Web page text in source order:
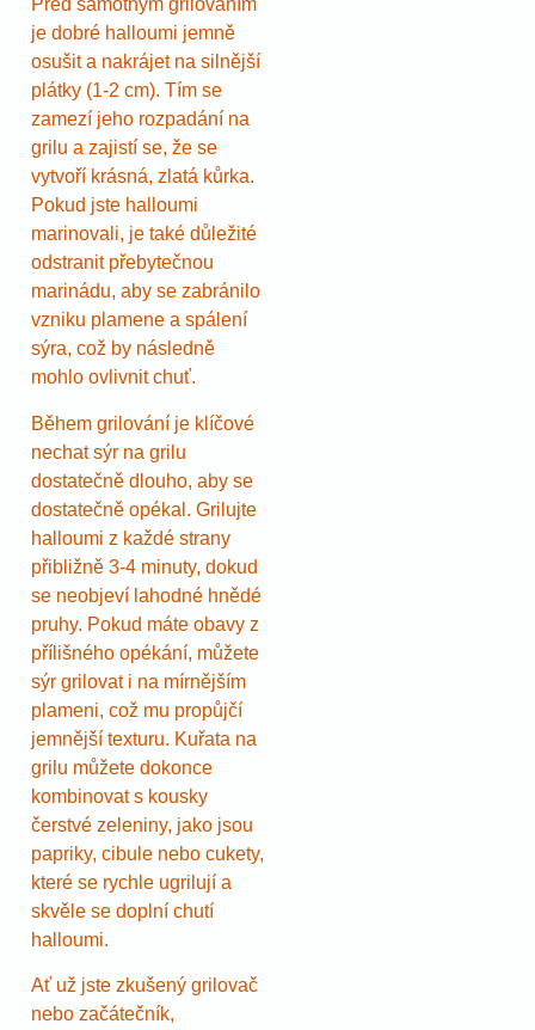
Před samotným grilováním
je dobré halloumi jemně
osušit a nakrájet na silnější
plátky (1-2 cm). Tím se
zamezí jeho rozpadání na
grilu a zajistí se, že se
vytvoří krásná, zlatá kůrka.
Pokud jste halloumi
marinovali, je také důležité
odstranit přebytečnou
marinádu, aby se zabránilo
vzniku plamene a spálení
sýra, což by následně
mohlo ovlivnit chuť.
Během grilování je klíčové
nechat sýr na grilu
dostatečně dlouho, aby se
dostatečně opékal. Grilujte
halloumi z každé strany
přibližně 3-4 minuty, dokud
se neobjeví lahodné hnědé
pruhy. Pokud máte obavy z
přílišného opékání, můžete
sýr grilovat i na mírnějším
plameni, což mu propůjčí
jemnější texturu. Kuřata na
grilu můžete dokonce
kombinovat s kousky
čerstvé zeleniny, jako jsou
papriky, cibule nebo cukety,
které se rychle ugrilují a
skvěle se doplní chutí
halloumi.
Ať už jste zkušený grilovač
nebo začátečník,